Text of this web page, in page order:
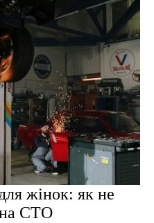
жінок: як не
на СТО